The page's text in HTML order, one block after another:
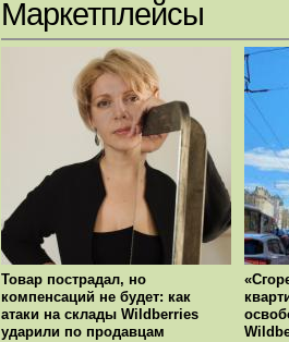
Маркетплейсы
Товар пострадал, но
компенсаций не будет: как
атаки на склады Wildberries
ударили по продавцам